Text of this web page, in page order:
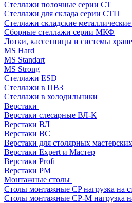
Стеллажи полочные серии СТ
Стеллажи для склада серии СТП
Стеллажи складские
Сборные стеллажи серии МКФ
Лотки, кассетницы и системы
MS Hard
MS Standart
MS Strong
Стеллажи ESD
Стеллажи в ПВЗ
Стеллажи в холодильники
Верстаки
Верстаки слесарные ВЛ-К
Верстаки ВЛ
Верстаки ВС
Верстаки для столярных мастерских
Верстаки Expert и Мастер
Верстаки Profi
Верстаки РМ
Монтажные столы
Столы монтажные СP нагрузка на
Столы монтажные СР-М нагрузка